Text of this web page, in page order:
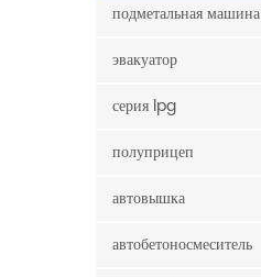
подметальная машина
эвакуатор
серия lpg
полуприцеп
автовышка
автобетоносмеситель